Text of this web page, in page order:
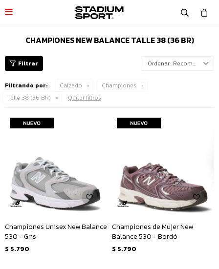

CHAMPIONES NEW BALANCE TALLE 38 (36 BR)
Recomendados
Filtrando por: Calzado
Championes
Talle 38 (36 BR)
Quitar filtros
Championes Unisex New Balance
530 - Gris
$ 5.790
Championes de Mujer New
Balance 530 - Bordó
$ 5.790